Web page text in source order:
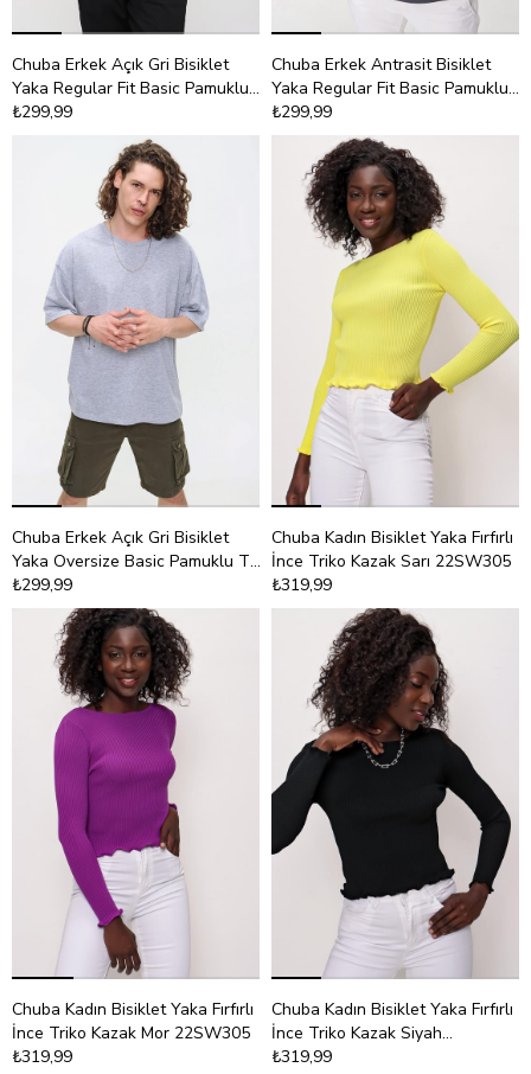
Chuba Erkek Açık Gri Bisiklet
Yaka Regular Fit Basic Pamuklu
T-Shirt 21S101
₺299,99
Chuba Erkek Antrasit Bisiklet
Yaka Regular Fit Basic Pamuklu
T-Shirt 21S101
₺299,99
Chuba Erkek Açık Gri Bisiklet
Yaka Oversize Basic Pamuklu T-
Shirt 21S102
₺299,99
Chuba Kadın Bisiklet Yaka Fırfırlı
İnce Triko Kazak Sarı 22SW305
₺319,99
Chuba Kadın Bisiklet Yaka Fırfırlı
İnce Triko Kazak Mor 22SW305
₺319,99
Chuba Kadın Bisiklet Yaka Fırfırlı
İnce Triko Kazak Siyah
22SW305
₺319,99